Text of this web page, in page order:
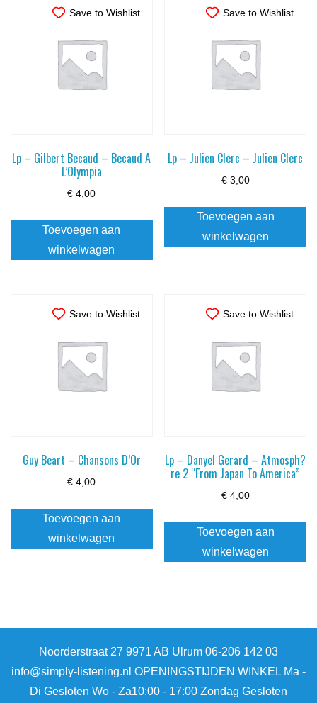
Save to Wishlist
Lp – Gilbert Becaud – Becaud A
L’Olympia
€ 4,00
Toevoegen aan
winkelwagen
Save to Wishlist
Lp – Julien Clerc – Julien Clerc
€3,00
Toevoegen aan
winkelwagen
Save to Wishlist
Guy Beart – Chansons D’Or
€ 4,00
Toevoegen aan
winkelwagen
Save to Wishlist
Lp – Danyel Gerard – Atmosph?
re 2 “From Japan To America”
€4,00
Toevoegen aan
winkelwagen
Noorderstraat 27 9971 AB Ulrum 06-206 142 03
info@simply-listening.nl OPENINGSTIJDEN WINKEL Ma -
Di Gesloten Wo - Za10:00 - 17:00 Zondag Gesloten